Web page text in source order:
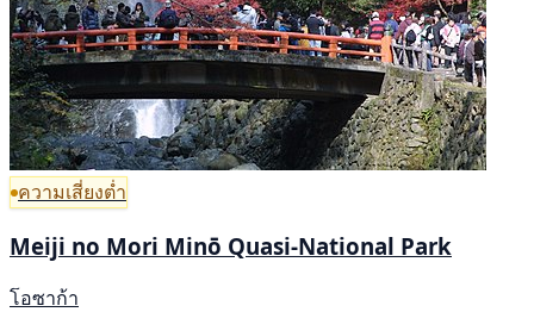
ความเสี่ยงต่ำ
Meiji no Mori Minō Quasi-National Park
โอซาก้า